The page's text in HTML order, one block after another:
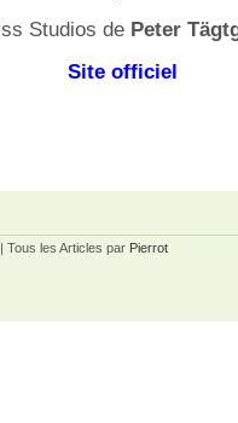
Studios de Peter
Site officiel
| Tous les Articles par Pierrot